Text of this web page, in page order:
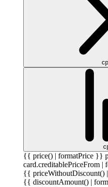
{{ price() | formatPrice }}
card.creditablePriceFrom |
{{ priceWithoutDiscount()
{{ discountAmount() |